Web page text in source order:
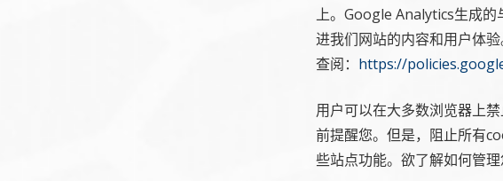
上。Google Analytics生成的
进我们网站的内容和用户体
查阅： https://
用户可以在大多数浏览器上
前提醒您。但是，阻止所有
些站点功能。欲了解如何管